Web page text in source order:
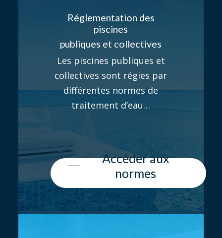
Réglementation des
piscines
publiques et collectives
Les piscines publiques et
collectives sont régies par
différentes normes de
traitement d’eau…
Accéder aux
normes